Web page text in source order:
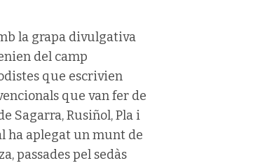
la grapa divulgativa
del camp
que escrivien
que van fer de
Sagarra, Rusiñol, Pla i
ha aplegat un munt de
passades pel sedàs